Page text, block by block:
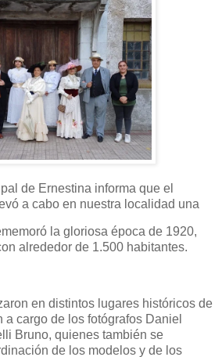
de Ernestina informa que el
a cabo en nuestra localidad una
la gloriosa época de 1920,
alrededor de 1.500 habitantes.
en distintos lugares históricos de
a cargo de los fotógrafos Daniel
Bruno, quienes también se
de los modelos y de los